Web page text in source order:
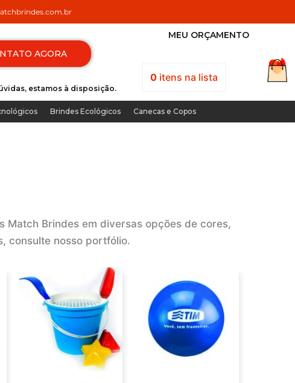
AGORA
MEU ORÇAMENTO
0itens na lista
estamos à disposição.
Brindes Ecológicos Canecas e Copos
Match Brindes em diversas opções de cores,
consulte nosso portfólio.